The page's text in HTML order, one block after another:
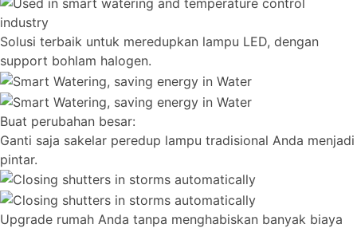
Solusi terbaik untuk meredupkan lampu LED, dengan
support bohlam halogen.
Buat perubahan besar:
Ganti saja sakelar peredup lampu tradisional Anda menjadi
pintar.
Upgrade rumah Anda tanpa menghabiskan banyak biaya